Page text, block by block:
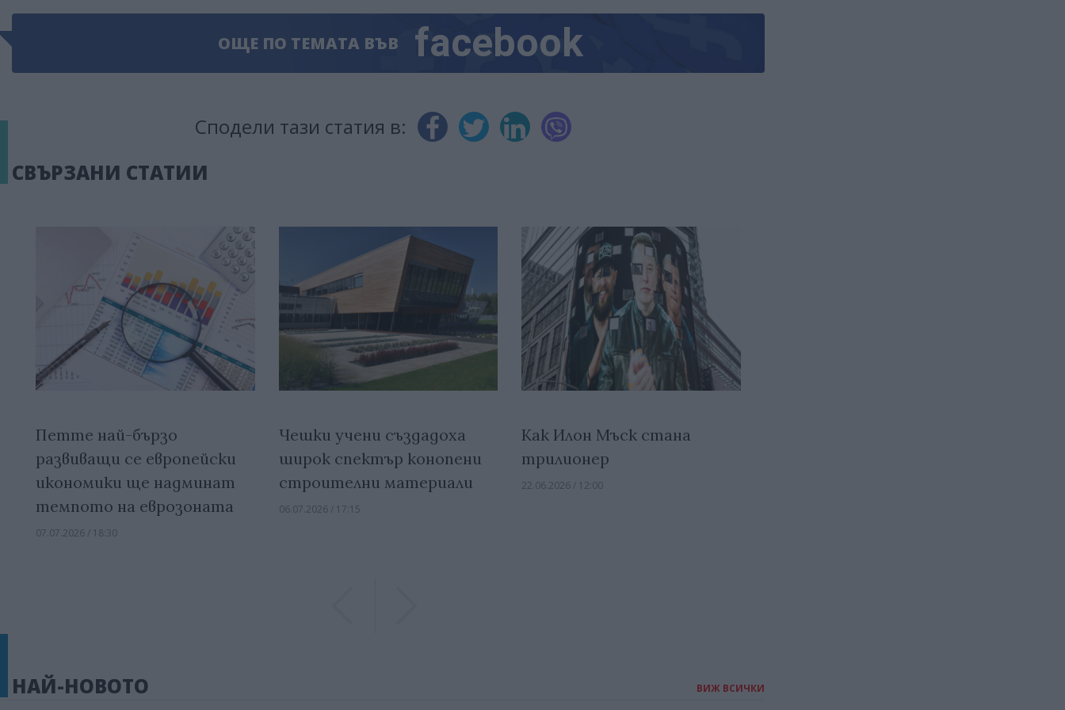
ОЩЕ ПО ТЕМАТА ВЪВ facebook
Сподели тази статия в:
СВЪРЗАНИ СТАТИИ
Петте най-бързо
развиващи се европейски
икономики ще надминат
темпото на еврозоната
07.07.2026 / 18:30
Чешки учени създадоха
широк спектър конопени
строителни материали
06.07.2026 / 17:15
Как Илон Мъск стана
трилионер
22.06.2026 / 12:00
НАЙ-НОВОТО ВИЖ ВСИЧКИ